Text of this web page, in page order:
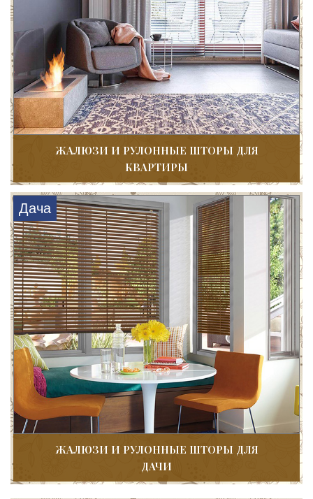
ЖАЛЮЗИ И РУЛОННЫЕ ШТОРЫ ДЛЯ
КВАРТИРЫ
Дача
ЖАЛЮЗИ И РУЛОННЫЕ ШТОРЫ ДЛЯ
ДАЧИ